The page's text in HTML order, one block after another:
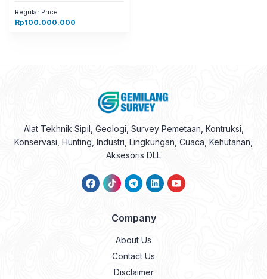
Regular Price
Rp100.000.000
Alat Tekhnik Sipil, Geologi, Survey Pemetaan, Kontruksi,
Konservasi, Hunting, Industri, Lingkungan, Cuaca, Kehutanan,
Aksesoris DLL
Company
About Us
Contact Us
Disclaimer